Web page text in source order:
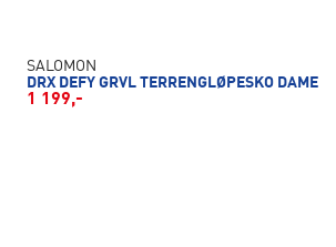
SALOMON
DRX DEFY GRVL TERRENGLØPESKO DAME
1 199,-